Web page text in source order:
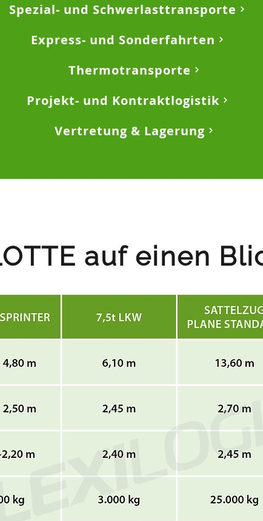
Spezial- und Schwerlasttransporte
Express- und Sonderfahrten
Thermotransporte
Projekt- und Kontraktlogistik
Vertretung & Lagerung
auf einen